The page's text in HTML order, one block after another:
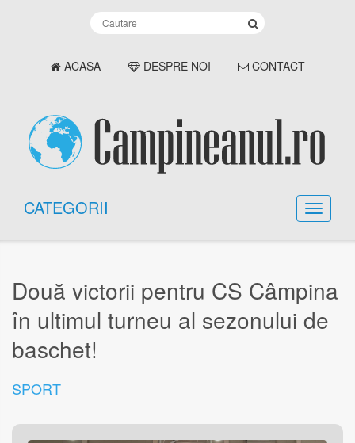
ACASA DESPRE NOI CONTACT
CATEGORII
Două victorii pentru CS Câmpina
în ultimul turneu al sezonului de
baschet!
SPORT